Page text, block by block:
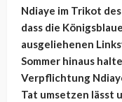
Ndiaye im Trikot
dass die
ausgeliehenen
Sommer hinaus
Verpflichtung
Tat umsetzen lässt